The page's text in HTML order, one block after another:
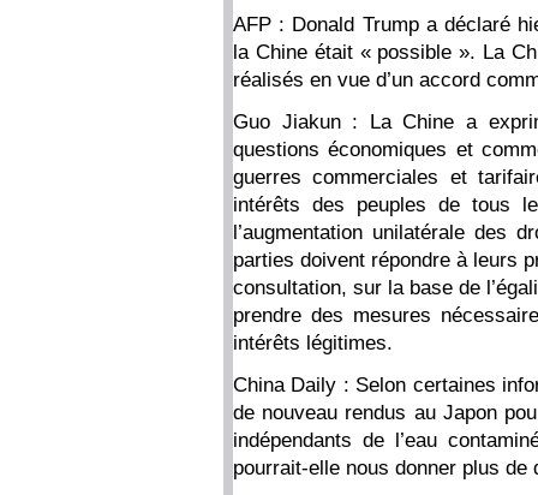
AFP : Donald Trump a déclaré
la Chine était « possible ». La
réalisés en vue d’un accord
Guo Jiakun : La Chine a
questions économiques et
guerres commerciales et
intérêts des peuples de tous
l’augmentation unilatérale des
parties doivent répondre à leurs
consultation, sur la base de
prendre des mesures
intérêts légitimes.
China Daily : Selon certaines
de nouveau rendus au Japon
indépendants de l’eau
pourrait-elle nous donner plus de